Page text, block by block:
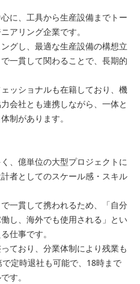
に、工具から生産設備までトー
アリング企業です。
グし、最適な生産設備の構想立
一貫して関わることで、長期的
ッショナルも在籍しており、機
会社とも連携しながら、一体と
制があります。
、億単位の大型プロジェクトに
者としてのスケール感・スキル
一貫して携われるため、「自分
し、海外でも使用される」とい
仕事です。
ており、分業体制により残業も
定時退社も可能で、18時まで
す。